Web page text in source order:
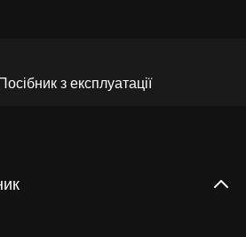
з експлуатації